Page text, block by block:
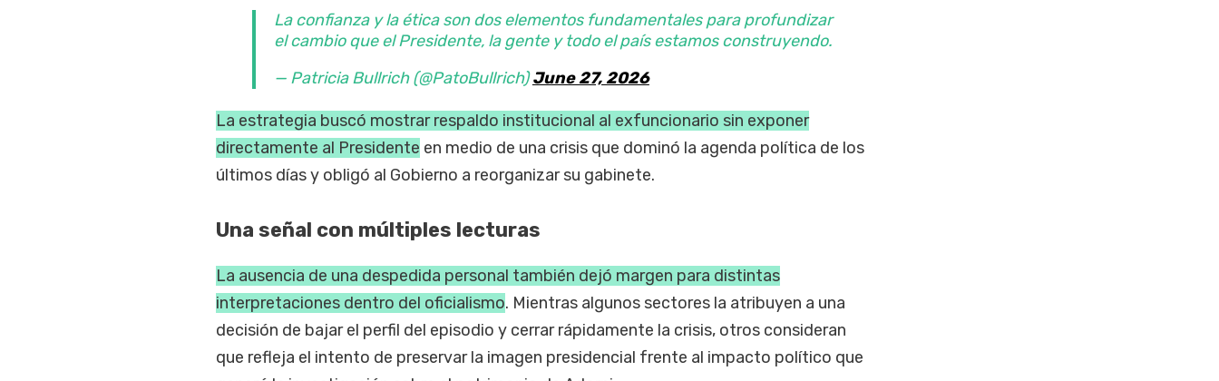
La confianza y la ética son dos elementos fundamentales para profundizar
el cambio que el Presidente, la gente y todo el país estamos construyendo.
— Patricia Bullrich (@PatoBullrich)June 27, 2026
La estrategia buscó mostrar respaldo institucional al exfuncionario sin exponer
directamente al Presidente en medio de una crisis que dominó la agenda política de los
últimos días y obligó al Gobierno a reorganizar su gabinete.
Una señal con múltiples lecturas
La ausencia de una despedida personal también dejó margen para distintas
interpretaciones dentro del oficialismo. Mientras algunos sectores la atribuyen a una
decisión de bajar el perfil del episodio y cerrar rápidamente la crisis, otros consideran
que refleja el intento de preservar la imagen presidencial frente al impacto político que